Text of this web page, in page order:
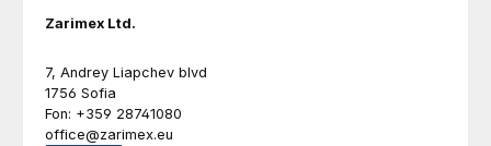
Zarimex Ltd.
7, Andrey Liapchev blvd
1756 Sofia
Fon: +359 28741080
office@zarimex.eu